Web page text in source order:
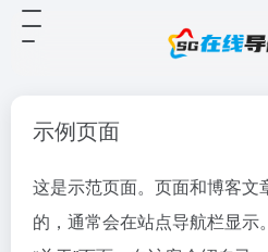
示例页面
这是示范页面。页面和博客文
的，通常会在站点导航栏显示